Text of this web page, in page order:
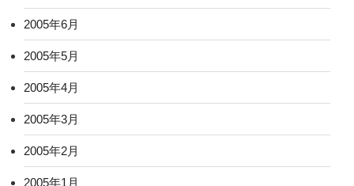
2005年6月
2005年5月
2005年4月
2005年3月
2005年2月
2005年1月